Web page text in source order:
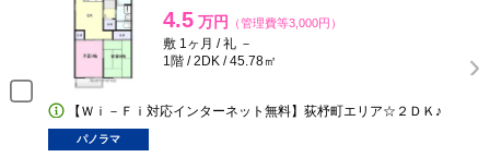
4.5 万円 （管理費等3,000円）
敷 1ヶ月 / 礼 －
1階 / 2DK / 45.78㎡
【Ｗｉ－Ｆｉ対応インターネット無料】荻杼町エリア☆２ＤＫ♪
パノラマ